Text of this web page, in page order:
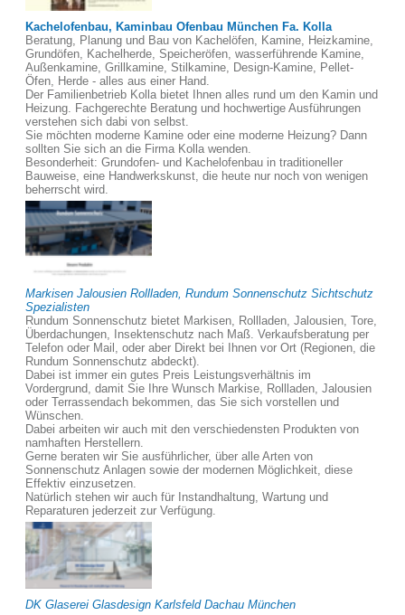
Kachelofenbau, Kaminbau Ofenbau München Fa. Kolla
Beratung, Planung und Bau von Kachelöfen, Kamine, Heizkamine,
Grundöfen, Kachelherde, Speicheröfen, wasserführende Kamine,
Außenkamine, Grillkamine, Stilkamine, Design-Kamine, Pellet-
Öfen, Herde - alles aus einer Hand.
Der Familienbetrieb Kolla bietet Ihnen alles rund um den Kamin und
Heizung. Fachgerechte Beratung und hochwertige Ausführungen
verstehen sich dabi von selbst.
Sie möchten moderne Kamine oder eine moderne Heizung? Dann
sollten Sie sich an die Firma Kolla wenden.
Besonderheit: Grundofen- und Kachelofenbau in traditioneller
Bauweise, eine Handwerkskunst, die heute nur noch von wenigen
beherrscht wird.
Markisen Jalousien Rollladen, Rundum Sonnenschutz Sichtschutz
Spezialisten
Rundum Sonnenschutz bietet Markisen, Rollladen, Jalousien, Tore,
Überdachungen, Insektenschutz nach Maß. Verkaufsberatung per
Telefon oder Mail, oder aber Direkt bei Ihnen vor Ort (Regionen, die
Rundum Sonnenschutz abdeckt).
Dabei ist immer ein gutes Preis Leistungsverhältnis im
Vordergrund, damit Sie Ihre Wunsch Markise, Rollladen, Jalousien
oder Terrassendach bekommen, das Sie sich vorstellen und
Wünschen.
Dabei arbeiten wir auch mit den verschiedensten Produkten von
namhaften Herstellern.
Gerne beraten wir Sie ausführlicher, über alle Arten von
Sonnenschutz Anlagen sowie der modernen Möglichkeit, diese
Effektiv einzusetzen.
Natürlich stehen wir auch für Instandhaltung, Wartung und
Reparaturen jederzeit zur Verfügung.
DK Glaserei Glasdesign Karlsfeld Dachau München